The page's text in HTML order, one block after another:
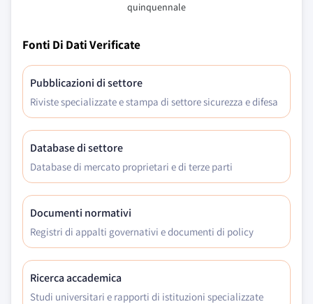
quinquennale
Fonti Di Dati Verificate
Pubblicazioni di settore
Riviste specializzate e stampa di settore sicurezza e difesa
Database di settore
Database di mercato proprietari e di terze parti
Documenti normativi
Registri di appalti governativi e documenti di policy
Ricerca accademica
Studi universitari e rapporti di istituzioni specializzate